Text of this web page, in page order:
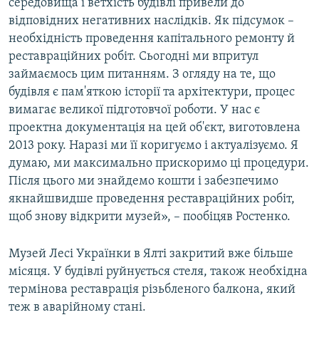
середовища і ветхість будівлі привели до
відповідних негативних наслідків. Як підсумок –
необхідність проведення капітального ремонту й
реставраційних робіт. Сьогодні ми впритул
займаємось цим питанням. З огляду на те, що
будівля є пам'яткою історії та архітектури, процес
вимагає великої підготовчої роботи. У нас є
проектна документація на цей об'єкт, виготовлена
2013 року. Наразі ми її коригуємо і актуалізуємо. Я
думаю, ми максимально прискоримо ці процедури.
Після цього ми знайдемо кошти і забезпечимо
якнайшвидше проведення реставраційних робіт,
щоб знову відкрити музей», – пообіцяв Ростенко.
Музей Лесі Українки в Ялті закритий вже більше
місяця. У будівлі руйнується стеля, також необхідна
термінова реставрація різьбленого балкона, який
теж в аварійному стані.